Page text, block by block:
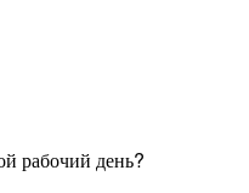
рабочий день?